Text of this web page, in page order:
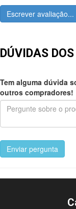
Escrever avaliação...
DÚVIDAS
Tem alguma dúvida
outros compradores!
Enviar pergunta